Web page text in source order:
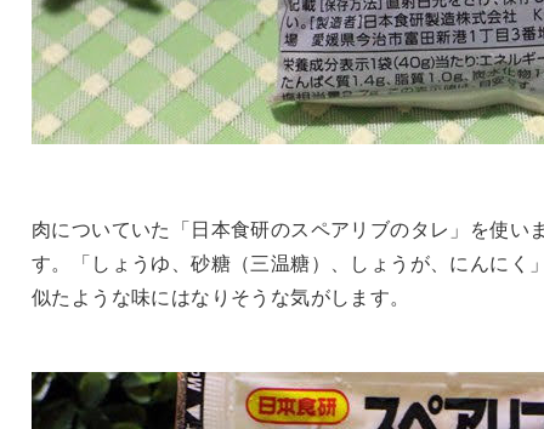
肉についていた「日本食研のスペアリブのタレ」を使い
す。「しょうゆ、砂糖（三温糖）、しょうが、にんにく
似たような味にはなりそうな気がします。